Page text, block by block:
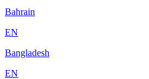
Bahrain
EN
Bangladesh
EN